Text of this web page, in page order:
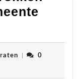
cdenvhoogstraten
0